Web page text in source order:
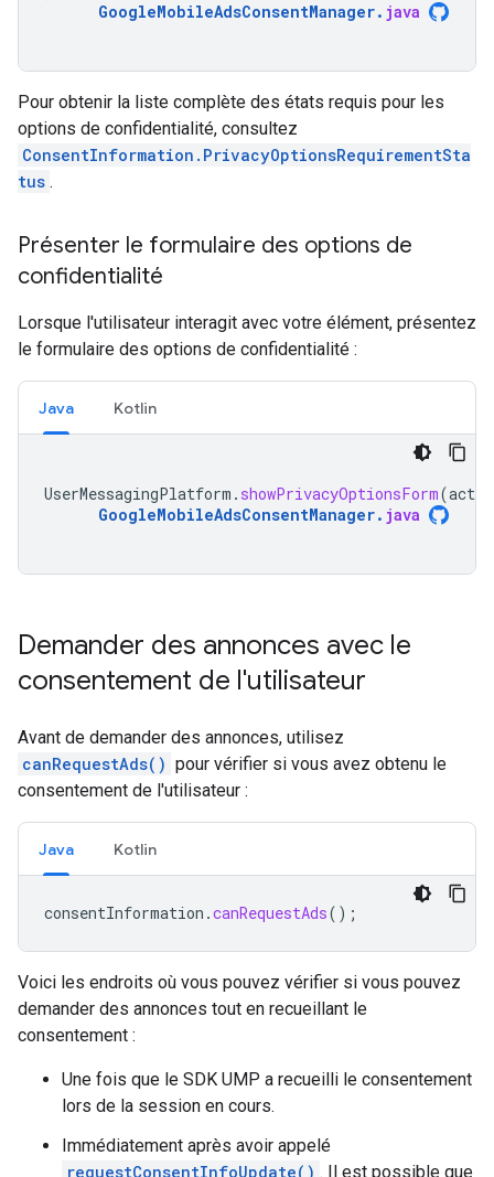
GoogleMobileAdsConsentManager. java
Pour obtenir la liste complète des états requis pour les
options de confidentialité, consultez
ConsentInformation.PrivacyOptionsRequirementSta
tus .
Présenter le formulaire des options de
confidentialité
Lorsque l'utilisateur interagit avec votre élément, présentez
le formulaire des options de confidentialité :
Java Kotlin
UserMessagingPlatform . showPrivacyOptionsForm(
GoogleMobileAdsConsentManager. java
Demander des annonces avec le
consentement de l'utilisateur
Avant de demander des annonces, utilisez
canRequestAds() pour vérifier si vous avez obtenu le
consentement de l'utilisateur :
Java Kotlin
consentInformation .canRequestAds();
Voici les endroits où vous pouvez vérifier si vous pouvez
demander des annonces tout en recueillant le
consentement :
Une fois que le SDK UMP a recueilli le consentement
lors de la session en cours.
Immédiatement après avoir appelé
requestConsentInfoUpdate() . Il est possible que